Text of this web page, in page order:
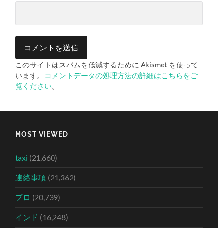
このサイトはスパムを低減するために Akismet を使って
います。 コメントデータの処理方法の詳細はこちらをご
覧ください。
MOST VIEWED
taxi (21,660)
連絡事項 (21,362)
プロ (20,739)
インド (16,248)